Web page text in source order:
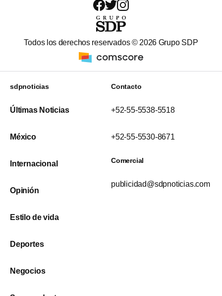
Todos los derechos reservados © 2026 Grupo SDP
sdpnoticias
Últimas Noticias
México
Internacional
Opinión
Estilo de vida
Deportes
Negocios
Contacto
+52-55-5538-5518
+52-55-5530-8671
Comercial
publicidad@sdpnoticias.com